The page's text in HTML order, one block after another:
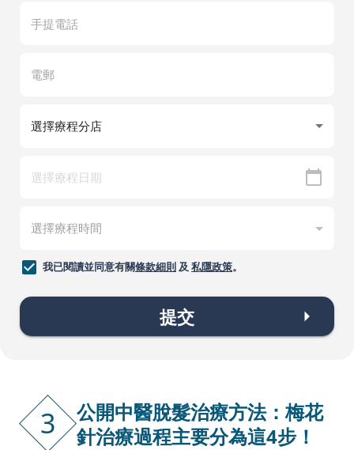
我已閱讀並同意有關條款細則及 私隱政策。
提交
3
公開中醫脫髮治療方法：梅花
針治療過程主要分為這4步！